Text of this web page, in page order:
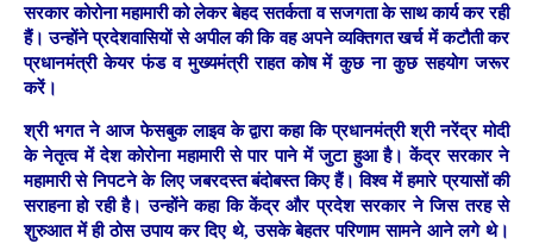
सरकार कोरोना महामारी को लेकर बेहद सतर्कता व सजगता के साथ कार्य कर रही
हैं। उन्होंने प्रदेशवासियों से अपील की कि वह अपने व्यक्तिगत खर्च में कटौती कर
प्रधानमंत्री केयर फंड व मुख्यमंत्री राहत कोष में कुछ ना कुछ सहयोग जरूर
करें।
श्री भगत ने आज फेसबुक लाइव के द्वारा कहा कि प्रधानमंत्री श्री नरेंद्र मोदी
के नेतृत्व में देश कोरोना महामारी से पार पाने में जुटा हुआ है। केंद्र सरकार ने
महामारी से निपटने के लिए जबरदस्त बंदोबस्त किए हैं। विश्व में हमारे प्रयासों की
सराहना हो रही है। उन्होंने कहा कि केंद्र और प्रदेश सरकार ने जिस तरह से
शुरुआत में ही ठोस उपाय कर दिए थे, उसके बेहतर परिणाम सामने आने लगे थे।